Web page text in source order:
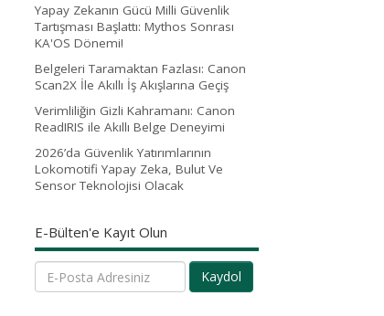
Yapay Zekanın Gücü Milli Güvenlik
Tartışması Başlattı: Mythos Sonrası
KA'OS Dönemi!
Belgeleri Taramaktan Fazlası: Canon
Scan2X İle Akıllı İş Akışlarına Geçiş
Verimliliğin Gizli Kahramanı: Canon
ReadIRIS ile Akıllı Belge Deneyimi
2026’da Güvenlik Yatırımlarının
Lokomotifi Yapay Zeka, Bulut Ve
Sensor Teknolojisi Olacak
E-Bülten'e Kayıt Olun
Kaydol